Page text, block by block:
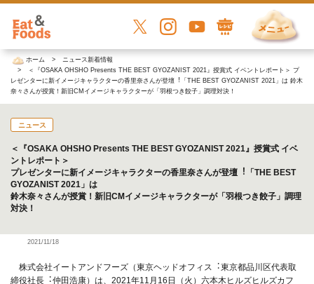
ホーム
ニュース新着情報
＜『OSAKA OHSHO Presents THE BEST GYOZANIST 2021』授賞式 イベントレポート＞ プ
レゼンターに新イメージキャラクターの香里奈さんが登壇︕「THE BEST GYOZANIST 2021」は 鈴木
奈々さんが授賞！新旧CMイメージキャラクターが「羽根つき餃子」調理対決！
ニュース
＜『OSAKA OHSHO Presents THE BEST GYOZANIST 2021』授賞式 イベ
ントレポート＞
プレゼンターに新イメージキャラクターの香里奈さんが登壇︕「THE BEST
GYOZANIST 2021」は
鈴木奈々さんが授賞！新旧CMイメージキャラクターが「羽根つき餃子」調理
対決！
2021/11/18
株式会社イートアンドフーズ（東京ヘッドオフィス︓東京都品川区代表取
締役社⻑︓仲⽥浩康）は、2021年11⽉16⽇（⽕）六本⽊ヒルズヒルズカフ